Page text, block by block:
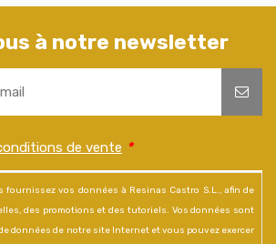
à notre newsletter
de vente *
fournissez vos données à Resinas Castro S.L., afin de
des promotions et des tutoriels. Vos données sont
données de notre site Internet et vous pouvez exercer